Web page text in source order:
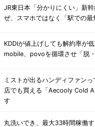
JR東日本「分かりにくい」新
ぜ、スマホではなく「駅での最
KDDIが値上げしても解約率が
mobile、povoを循環させ「脱
ミストが出るハンディファン
店でも買える「Aecooly Cold
す
丸洗いでき、最大33時間稼働